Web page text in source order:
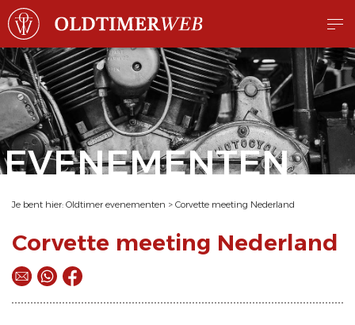
EVENEMENTEN
Je bent hier: Oldtimer evenementen > Corvette meeting Nederland
Corvette meeting Nederland